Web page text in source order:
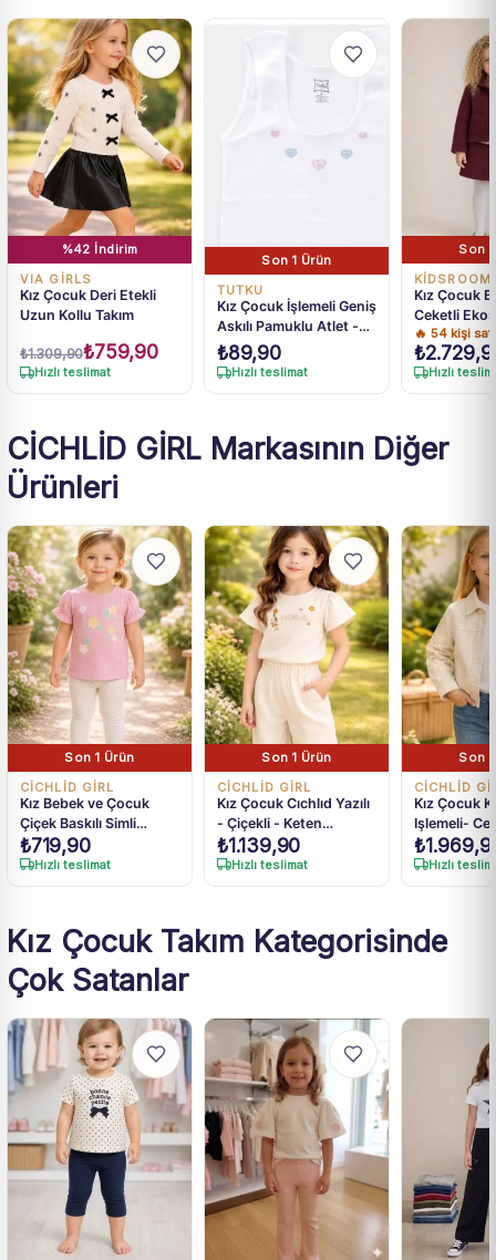
%42 İndirim
VIA GİRLS
Kız Çocuk Deri Etekli
Uzun Kollu Takım
₺1.309,90₺759,90
Hızlı teslimat
Son 1 Ürün
TUTKU
Kız Çocuk İşlemeli Geniş
Askılı Pamuklu Atlet -
Pembe, Mavi, Beyaz
Renk Seçenekleri
₺89,90
Hızlı teslimat
Son
KİDSROOM
Kız Çocuk
Ceketli
Etek Takım
🔥 54 kişi
₺
Hızlı
CİCHLİD GİRL Markasının Diğer
Ürünleri
Son 1 Ürün
CİCHLİD GİRL
Kız Bebek ve Çocuk
Çiçek Baskılı Simli
Tişörtlü Taytlı Takım 9
Ay-4 Yaş
₺719,90
Hızlı teslimat
Son 1 Ürün
CİCHLİD GİRL
Kız Çocuk Cıchlıd Yazılı
- Çiçekli - Keten
Tişörtlü Pantolon Takım
₺1.139,90
Hızlı teslimat
Son
CİCHLİD
Kız Çocuk
Işlemeli- Cepli -
Ceket -
2li Ceket
₺
Hızlı
Kız Çocuk Takım Kategorisinde
Çok Satanlar